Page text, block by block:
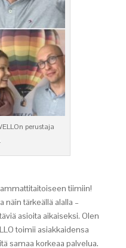
perustaja
tiimiin!
näin tärkeällä alalla –
asioita aikaiseksi. Olen
toimii asiakkaidensa
samaa korkeaa palvelua.